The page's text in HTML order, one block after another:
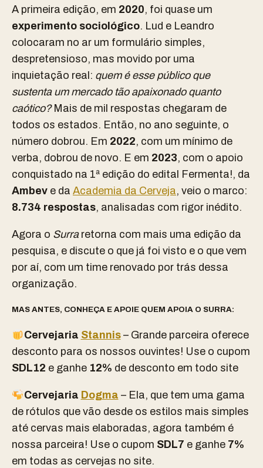
A primeira edição, em 2020, foi quase um
experimento sociológico. Lud e Leandro
colocaram no ar um formulário simples,
despretensioso, mas movido por uma
inquietação real: quem é esse público que
sustenta um mercado tão apaixonado quanto
caótico?Mais de mil respostas chegaram de
todos os estados. Então, no ano seguinte, o
número dobrou. Em 2022, com um mínimo de
verba, dobrou de novo. E em 2023, com o apoio
conquistado na 1ª edição do edital Fermenta!, da
Ambev e da Academia da Cerveja, veio o marco:
8.734 respostas, analisadas com rigor inédito.
Agora o Surraretorna com mais uma edição da
pesquisa, e discute o que já foi visto e o que vem
por aí, com um time renovado por trás dessa
organização.
MAS ANTES, CONHEÇA E APOIE QUEM APOIA O SURRA:
Cervejaria Stannis– Grande parceira oferece
desconto para os nossos ouvintes! Use o cupom
SDL12 e ganhe 12% de desconto em todo site
Cervejaria Dogma – Ela, que tem uma gama
de rótulos que vão desde os estilos mais simples
até cervas mais elaboradas, agora também é
nossa parceira! Use o cupom SDL7 e ganhe 7%
em todas as cervejas no site.